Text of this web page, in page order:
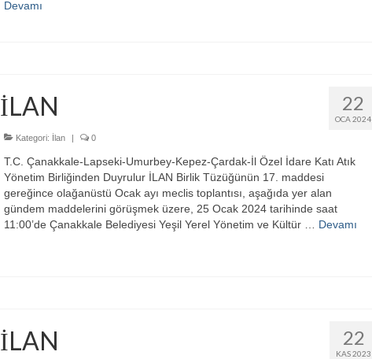
Devamı
22
OCA 2024
İLAN
Kategori: İlan | 0
T.C. Çanakkale-Lapseki-Umurbey-Kepez-Çardak-İl Özel İdare Katı Atık
Yönetim Birliğinden Duyrulur İLAN Birlik Tüzüğünün 17. maddesi
gereğince olağanüstü Ocak ayı meclis toplantısı, aşağıda yer alan
gündem maddelerini görüşmek üzere, 25 Ocak 2024 tarihinde saat
11:00’de Çanakkale Belediyesi Yeşil Yerel Yönetim ve Kültür … Devamı
22
KAS 2023
İLAN